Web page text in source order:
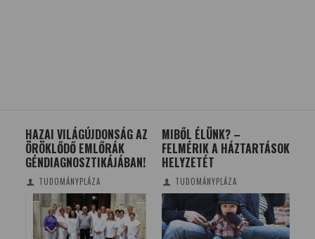
HAZAI VILÁGÚJDONSÁG AZ
ÖRÖKLŐDŐ EMLŐRÁK
GÉNDIAGNOSZTIKÁJÁBAN!
TUDOMÁNYPLÁZA
MIBŐL ÉLÜNK? –
FELMÉRIK A HÁZTARTÁSOK
HELYZETÉT
TUDOMÁNYPLÁZA